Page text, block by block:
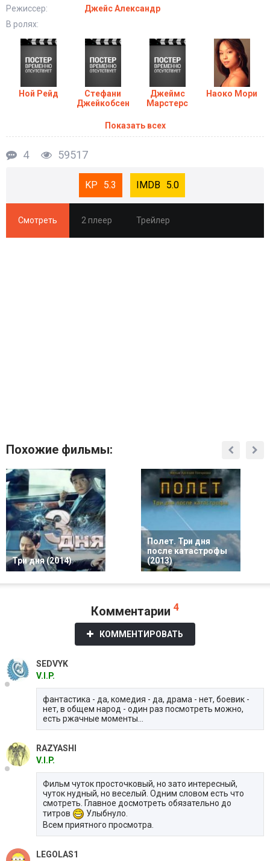
совсем недавно он обнаружил у себя телекинетический дар.
После этого он начал общаться с другими обладателями
сверхъестественных способностей и осознал, что быть
«одарённым» совсем не весело...
Режиссер:
Джейс Александр
В ролях:
Ной Рейд
Стефани
Джейкобсен
Джеймс
Марстерс
Наоко Мори
Показать всех
4 59517
5.3 5.0
Смотреть 2 плеер Трейлер
Похожие фильмы:
Три дня (2014)
Полет. Три дня
после катастрофы
(2013)
Комментарии 4
КОММЕНТИРОВАТЬ
SEDVYK
V.I.P.
фантастика - да, комедия - да, драма - нет, боевик -
нет, в общем народ - один раз посмотреть можно,
есть ржачные моменты...
RAZYASHI
V.I.P.
Фильм чуток просточковый, но зато интересный,
чуток нудный, но веселый. Одним словом есть что
смотреть. Главное досмотреть обязательно до
титров
Улыбнуло.
Всем приятного просмотра.
LEGOLAS1